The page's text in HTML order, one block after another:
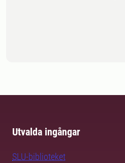
Utvalda ingångar
SLU-biblioteket